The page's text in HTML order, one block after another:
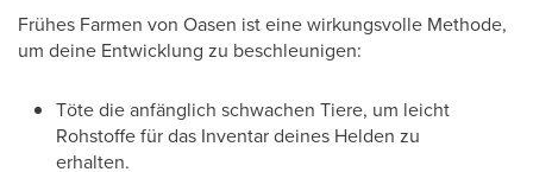
Frühes Farmen von Oasen ist eine wirkungsvolle Methode,
um deine Entwicklung zu beschleunigen:
Töte die anfänglich schwachen Tiere, um leicht
Rohstoffe für das Inventar deines Helden zu
erhalten.